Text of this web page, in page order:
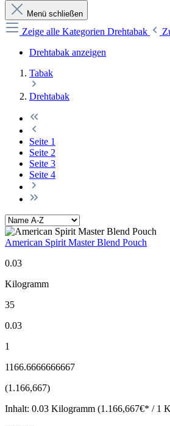
Menü schließen
Zeige alle Kategorien Drehtabak
Drehtabak anzeigen
Tabak
Drehtabak
Seite 1
Seite 2
Seite 3
Seite 4
American Spirit Master Blend Pouch
0.03
Kilogramm
35
0.03
1
1166.6666666667
(1.166,667)
Inhalt: 0.03 Kilogramm (1.166,667€* / 1